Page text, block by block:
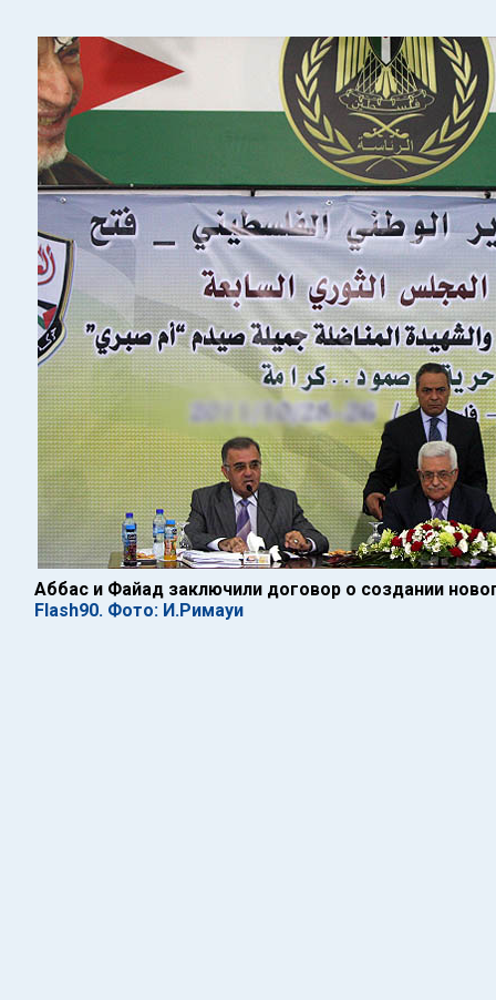
Аббас и Файад заключили договор о создании
Flash90. Фото: И.Римауи